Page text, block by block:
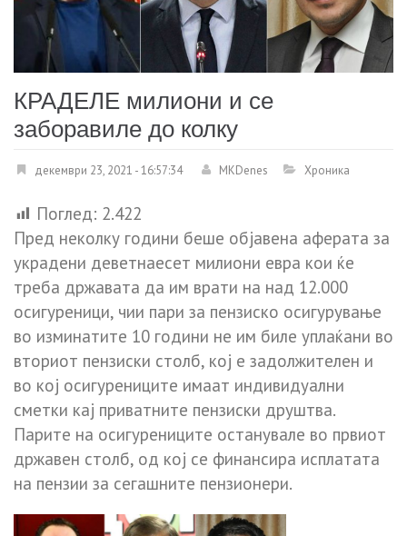
КРАДЕЛЕ милиони и се
заборавиле до колку
декември 23, 2021 - 16:57:34 MKDenes Хроника
Поглед: 2.422
Пред неколку години беше објавена аферата за
украдени деветнаесет милиони евра кои ќе
треба државата да им врати на над 12.000
осигуреници, чии пари за пензиско осигурување
во изминатите 10 години не им биле уплаќани во
вториот пензиски столб, кој е задолжителен и
во кој осигурениците имаат индивидуални
сметки кај приватните пензиски друштва.
Парите на осигурениците останувале во првиот
државен столб, од кој се финансира исплатата
на пензии за сегашните пензионери.